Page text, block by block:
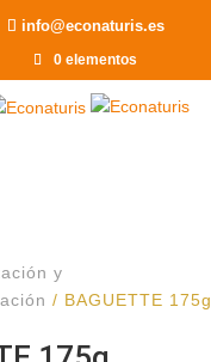
info@econaturis.es
0 elementos
y
/ BAGUETTE 175g